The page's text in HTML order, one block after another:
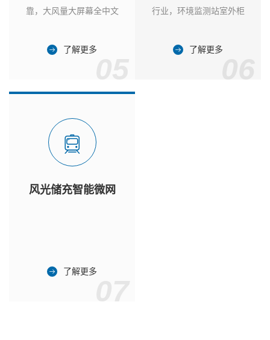
靠，大风量大屏幕全中文
了解更多
行业，环境监测站室外柜
了解更多
风光储充智能微网
了解更多